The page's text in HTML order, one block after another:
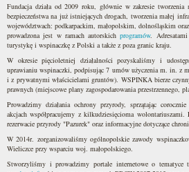
Fundacja działa od 2009 roku, głównie w zakresie
bezpieczeństwa na już istniejących drogach, tworzenia małej
województwach: podkarpackim, małopolskim, dolnośląskim
prowadzona jest w ramach autorskichprogramów.
turystykę i wspinaczkę z Polski a także z poza granic kraju.
W okresie pięcioletniej działalności pozyskaliśmy i
uprawianiu wspinaczki, podpisując 7 umów użyczenia m. in. z
i z prywatnymi właścicielami gruntów). WSPINKA bierze
prawnych (miejscowe plany zagospodarowania przestrzennego,
Prowadzimy działania ochrony przyrody, sprzątając
akcjach współpracujemy z kilkudziesięcioma wolontariuszami.
rezerwacie przyrody "Pazurek" oraz informacyjne dotyczące
W 2014r. zorganizowaliśmy ogólnopolskie zawody
Wieliczce przy wsparciu woj. małopolskiego.
Stworzyliśmy i prowadzimy portale internetowe o tematyce